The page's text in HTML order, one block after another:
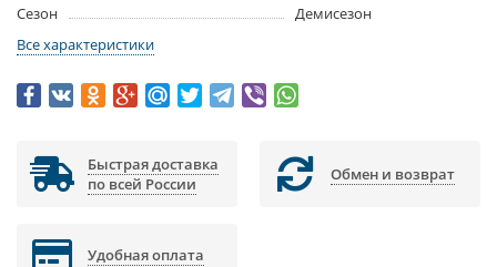
Сезон
Демисезон
Все характеристики
Быстрая доставка
по всей России
Обмен и возврат
Удобная оплата